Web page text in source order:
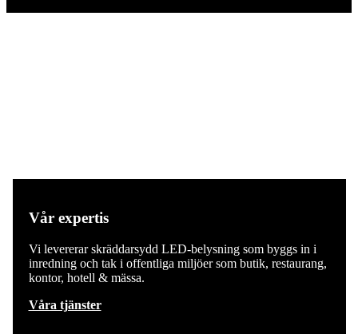
Vår expertis
Vi levererar skräddarsydd LED-belysning som byggs in i
inredning och tak i offentliga miljöer som butik, restaurang,
kontor, hotell & mässa.
Våra tjänster